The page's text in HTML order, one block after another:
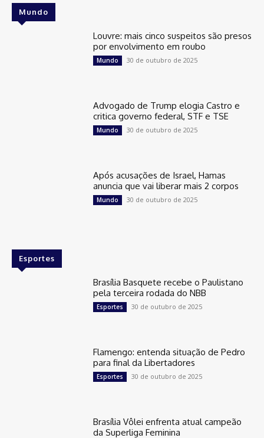
Mundo
Louvre: mais cinco suspeitos são presos
por envolvimento em roubo
Mundo 30 de outubro de 2025
Advogado de Trump elogia Castro e
critica governo federal, STF e TSE
Mundo 30 de outubro de 2025
Após acusações de Israel, Hamas
anuncia que vai liberar mais 2 corpos
Mundo 30 de outubro de 2025
Esportes
Brasília Basquete recebe o Paulistano
pela terceira rodada do NBB
Esportes 30 de outubro de 2025
Flamengo: entenda situação de Pedro
para final da Libertadores
Esportes 30 de outubro de 2025
Brasília Vôlei enfrenta atual campeão
da Superliga Feminina